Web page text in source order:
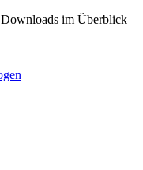
im Überblick